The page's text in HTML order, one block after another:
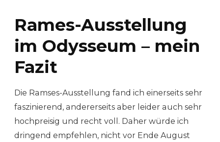
Rames-Ausstellung
im Odysseum – mein
Fazit
Die Ramses-Ausstellung fand ich einerseits sehr
faszinierend, andererseits aber leider auch sehr
hochpreisig und recht voll. Daher würde ich
dringend empfehlen, nicht vor Ende August